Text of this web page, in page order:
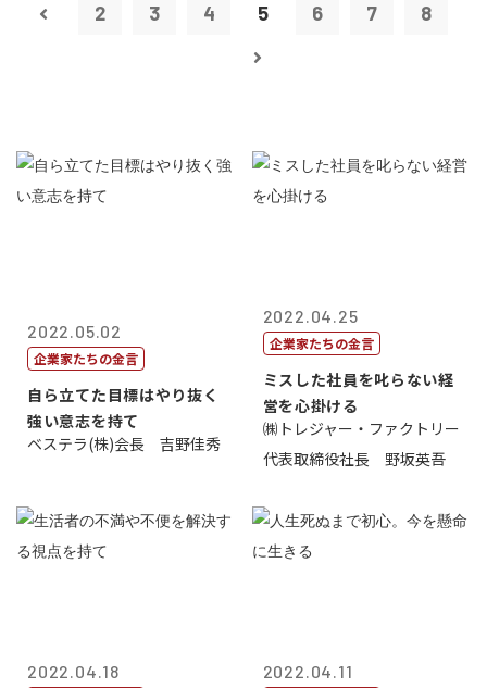
2 3 4 5 6 7 8
2022.05.02
企業家たちの金言
自ら立てた目標はやり抜く
強い意志を持て
ベステラ(株)会長 吉野佳秀
2022.04.25
企業家たちの金言
ミスした社員を叱らない経
営を心掛ける
㈱トレジャー・ファクトリー
代表取締役社長 野坂英吾
2022.04.18 2022.04.11